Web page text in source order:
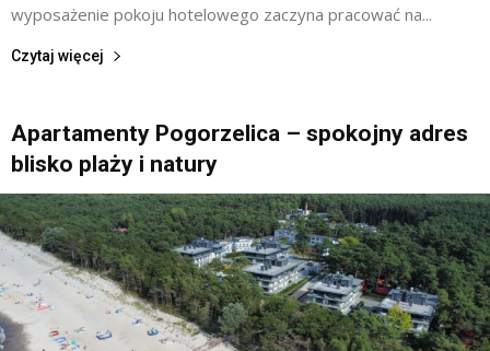
wyposażenie pokoju hotelowego zaczyna pracować na...
Czytaj więcej
Apartamenty Pogorzelica – spokojny adres
blisko plaży i natury